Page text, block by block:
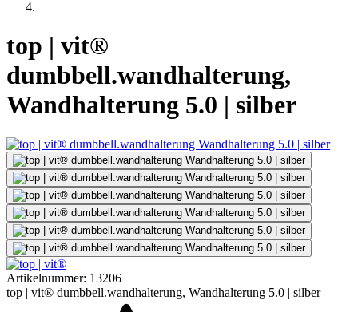
top | vit®
dumbbell.wandhalterung,
Wandhalterung 5.0 | silber
Artikelnummer: 13206
top | vit® dumbbell.wandhalterung, Wandhalterung 5.0 | silber